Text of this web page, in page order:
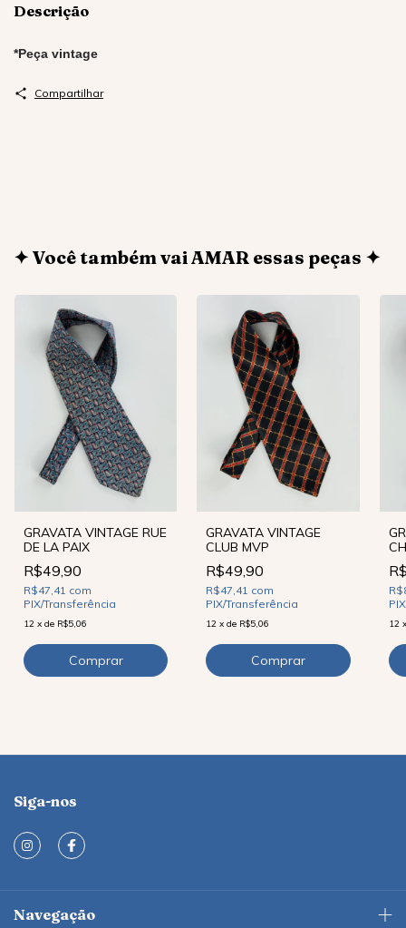
Descrição
*Peça vintage
Compartilhar
✦ Você também vai AMAR essas peças ✦
GRAVATA VINTAGE RUE
DE LA PAIX
R$49,90
R$47,41 com
PIX/Transferência
12 x de R$5,06
GRAVATA VINTAGE
CLUB MVP
R$49,90
R$47,41 com
PIX/Transferência
12 xde R$5,06 12
Siga-nos
Navegação